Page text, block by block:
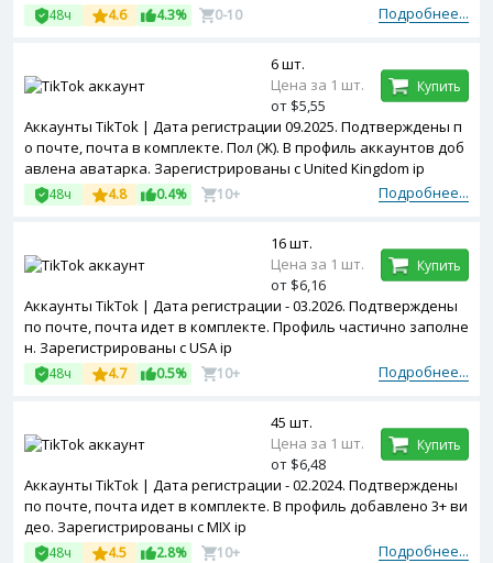
Подробнее...
48ч 4.6 4.3% 0-10
Аккаунты TikTok | Дата регистрации 09.2025. Подтверждены п
о почте, почта в комплекте. Пол (Ж). В профиль аккаунтов доб
авлена аватарка. Зарегистрированы с United Kingdom ip
Подробнее...
48ч 4.8 0.4% 10+
6 шт.
Цена за 1 шт.
от $5,55
Купить
Аккаунты TikTok | Дата регистрации - 03.2026. Подтверждены
по почте, почта идет в комплекте. Профиль частично заполне
н. Зарегистрированы с USA ip
Подробнее...
48ч 4.7 0.5% 10+
16 шт.
Цена за 1 шт.
от $6,16
Купить
Аккаунты TikTok | Дата регистрации - 02.2024. Подтверждены
по почте, почта идет в комплекте. В профиль добавлено 3+ ви
део. Зарегистрированы с MIX ip
Подробнее...
48ч 4.5 2.8% 10+
45 шт.
Цена за 1 шт.
от $6,48
Купить